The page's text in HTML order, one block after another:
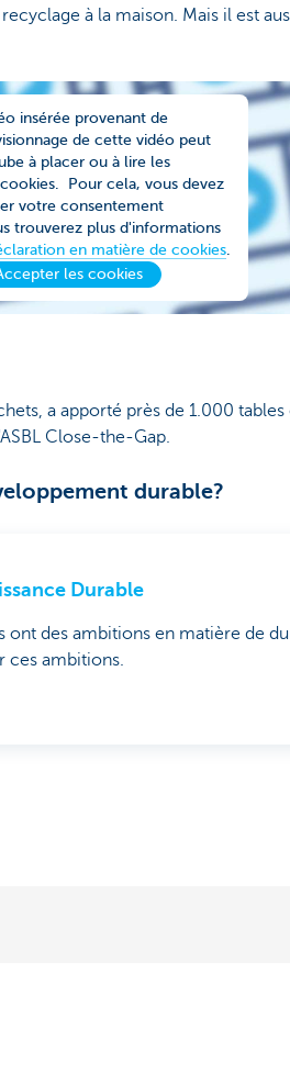
à la maison. Mais il est
insérée provenant de
de cette vidéo peut
à placer ou à lire les
Pour cela, vous devez
votre consentement
trouverez plus d'informations
en matière de cookies.
les cookies
a apporté près de 1.000
Close-the-Gap.
durable?
Durable
ont des ambitions en matière de
ces ambitions.